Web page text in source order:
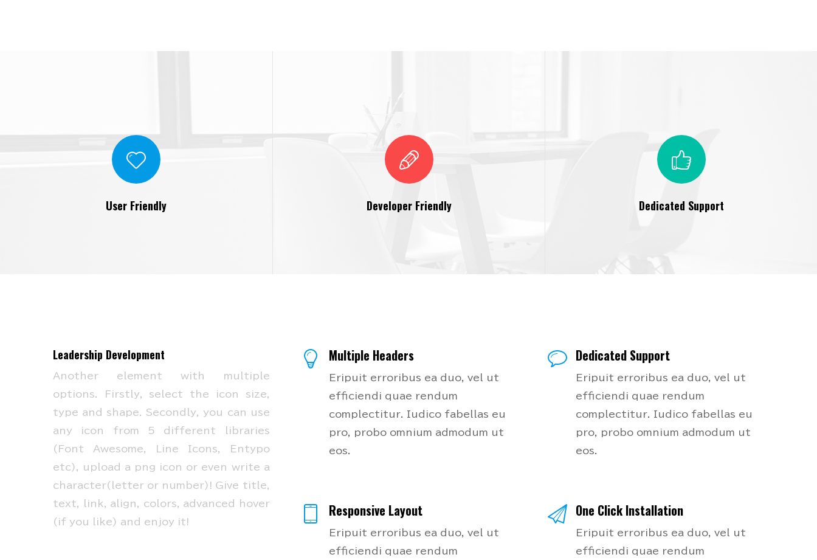
User Friendly Developer Friendly Dedicated Support
Leadership Development
Another element with multiple
options. Firstly, select the icon size,
type and shape. Secondly, you can use
any icon from 5 different libraries
(Font Awesome, Line Icons, Entypo
etc), upload a png icon or even write a
character(letter or number)! Give title,
text, link, align, colors, advanced hover
(if you like) and enjoy it!
Multiple Headers
Eripuit erroribus ea duo, vel ut
efficiendi quae rendum
complectitur. Iudico fabellas eu
pro, probo omnium admodum ut
eos.
Dedicated Support
Eripuit erroribus ea duo, vel ut
efficiendi quae rendum
complectitur. Iudico fabellas eu
pro, probo omnium admodum ut
eos.
Responsive Layout
Eripuit erroribus ea duo, vel ut
efficiendi quae rendum
One Click Installation
Eripuit erroribus ea duo, vel ut
efficiendi quae rendum